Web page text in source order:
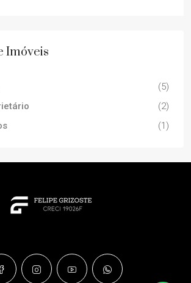
Imóveis
(5)
(2)
(1)